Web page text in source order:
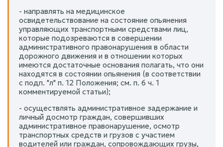
- направлять на медицинское
освидетельствование на состояние опьянения
управляющих транспортными средствами лиц,
которые подозреваются в совершении
административного правонарушения в области
дорожного движения и в отношении которых
имеются достаточные основания полагать, что они
находятся в состоянии опьянения (в соответствии
с подп. "л" п. 12 Положения; см. п. 6 ч. 1
комментируемой статьи);
- осуществлять административное задержание и
личный досмотр граждан, совершивших
административное правонарушение, осмотр
транспортных средств и грузов с участием
водителей или граждан, сопровождающих грузы,